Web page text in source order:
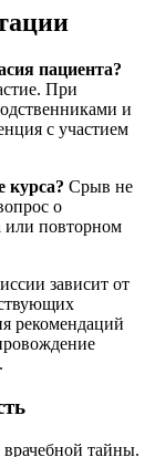
пациента?
При
и
с участием
курса? Срыв не
о
или повторном
зависит от
рекомендаций
тайны.